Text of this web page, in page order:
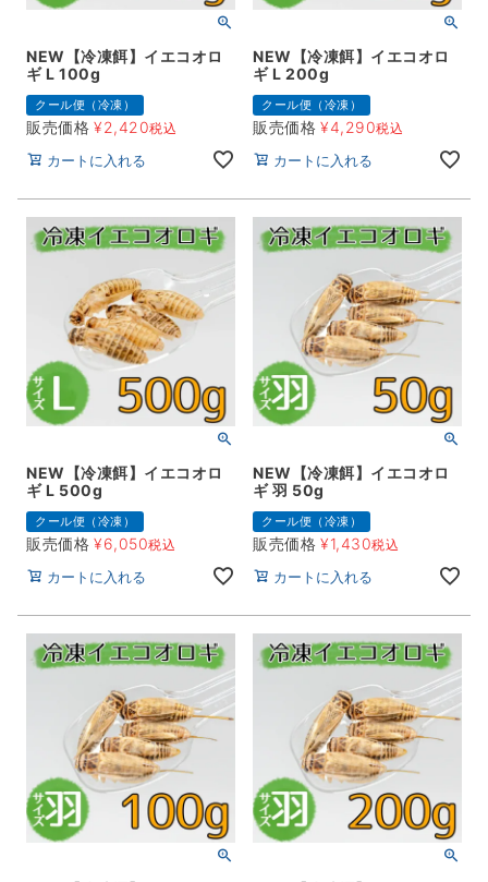
NEW【冷凍餌】イエコオロ
ギ L 100g
クール便（冷凍）
販売価格 ¥2,420税込
カートに入れる
NEW【冷凍餌】イエコオロ
ギ L 200g
クール便（冷凍）
販売価格 ¥4,290税込
カートに入れる
NEW【冷凍餌】イエコオロ
ギ L 500g
クール便（冷凍）
販売価格 ¥6,050税込
カートに入れる
NEW【冷凍餌】イエコオロ
ギ 羽 50g
クール便（冷凍）
販売価格 ¥1,430税込
カートに入れる